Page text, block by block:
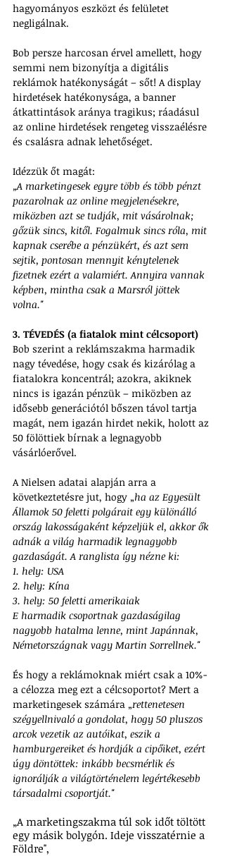
hagyományos eszközt és felületet
negligálnak.
Bob persze harcosan érvel amellett, hogy
semmi nem bizonyítja a digitális
reklámok hatékonyságát – sőt! A display
hirdetések hatékonysága, a banner
átkattintások aránya tragikus; ráadásul
az online hirdetések rengeteg visszaélésre
és csalásra adnak lehetőséget.
Idézzük őt magát:
„A marketingesek egyre több és több pénzt
pazarolnak az online megjelenésekre,
miközben azt se tudják, mit vásárolnak;
gőzük sincs, kitől. Fogalmuk sincs róla, mit
kapnak cserébe a pénzükért, és azt sem
sejtik, pontosan mennyit kénytelenek
fizetnek ezért a valamiért. Annyira vannak
képben, mintha csak a Marsról jöttek
volna."
3. TÉVEDÉS (a fiatalok mint célcsoport)
Bob szerint a reklámszakma harmadik
nagy tévedése, hogy csak és kizárólag a
fiatalokra koncentrál; azokra, akiknek
nincs is igazán pénzük – miközben az
idősebb generációtól bőszen távol tartja
magát, nem igazán hirdet nekik, holott az
50 fölöttiek bírnak a legnagyobb
vásárlóerővel.
A Nielsen adatai alapján arra a
következtetésre jut, hogy „ha az Egyesült
Államok 50 feletti polgárait egy különálló
ország lakosságaként képzeljük el, akkor ők
adnák a világ harmadik legnagyobb
gazdaságát. A ranglista így nézne ki:
1. hely: USA
2. hely: Kína
3. hely: 50 feletti amerikaiak
E harmadik csoportnak gazdaságilag
nagyobb hatalma lenne, mint Japánnak,
Németországnak vagy Martin Sorrellnek."
És hogy a reklámoknak miért csak a 10%-
a célozza meg ezt a célcsoportot? Mert a
marketingesek számára „rettenetesen
szégyellnivaló a gondolat, hogy 50 pluszos
arcok vezetik az autóikat, eszik a
hamburgereiket és hordják a cipőiket, ezért
úgy döntöttek: inkább becsmérlik és
ignorálják a világtörténelem legértékesebb
társadalmi csoportját."
„A marketingszakma túl sok időt töltött
egy másik bolygón. Ideje visszatérnie a
Földre",